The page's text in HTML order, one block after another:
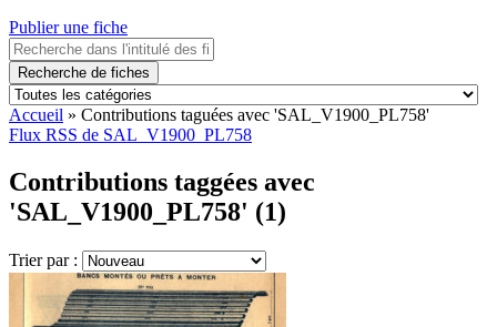
Publier une fiche
Recherche de fiches
Accueil » Contributions taguées avec 'SAL_V1900_PL758'
Flux RSS de SAL_V1900_PL758
Contributions taggées avec
'SAL_V1900_PL758' (1)
Trier par :